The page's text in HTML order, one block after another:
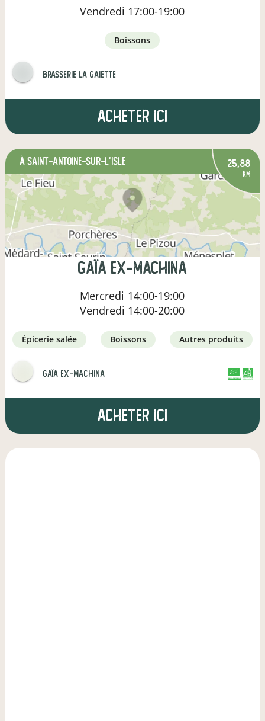
Vendredi 17:00-19:00
boissons
Brasserie la gaiette
Acheter ici
à Saint-Antoine-sur-l'Isle 25,88
km
gaïa ex-machina
Mercredi 14:00-19:00
Vendredi 14:00-20:00
épicerie salée boissons autres produits
gaïa ex-machina
Acheter ici